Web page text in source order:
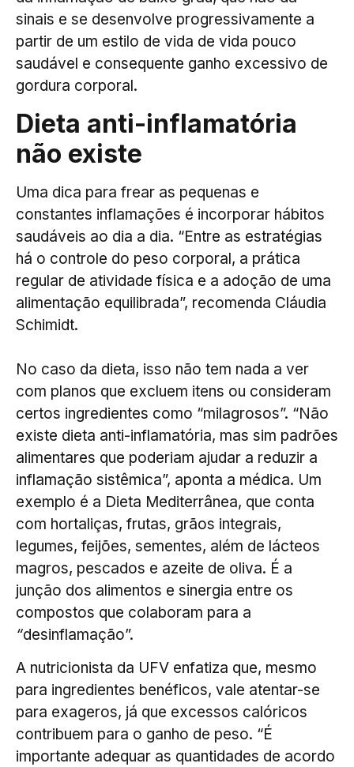
sinais e se desenvolve progressivamente a
partir de um estilo de vida de vida pouco
saudável e consequente ganho excessivo de
gordura corporal.
Dieta anti-inflamatória
não existe
Uma dica para frear as pequenas e
constantes inflamações é incorporar hábitos
saudáveis ao dia a dia. “Entre as estratégias
há o controle do peso corporal, a prática
regular de atividade física e a adoção de uma
alimentação equilibrada”, recomenda Cláudia
Schimidt.
No caso da dieta, isso não tem nada a ver
com planos que excluem itens ou consideram
certos ingredientes como “milagrosos”. “Não
existe dieta anti-inflamatória, mas sim padrões
alimentares que poderiam ajudar a reduzir a
inflamação sistêmica”, aponta a médica. Um
exemplo é a Dieta Mediterrânea, que conta
com hortaliças, frutas, grãos integrais,
legumes, feijões, sementes, além de lácteos
magros, pescados e azeite de oliva. É a
junção dos alimentos e sinergia entre os
compostos que colaboram para a
“desinflamação”.
A nutricionista da UFV enfatiza que, mesmo
para ingredientes benéficos, vale atentar-se
para exageros, já que excessos calóricos
contribuem para o ganho de peso. “É
importante adequar as quantidades de acordo